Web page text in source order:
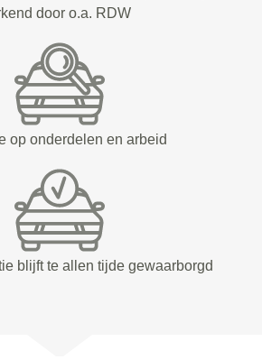
door o.a. RDW
op onderdelen en arbeid
blijft te allen tijde gewaarborgd